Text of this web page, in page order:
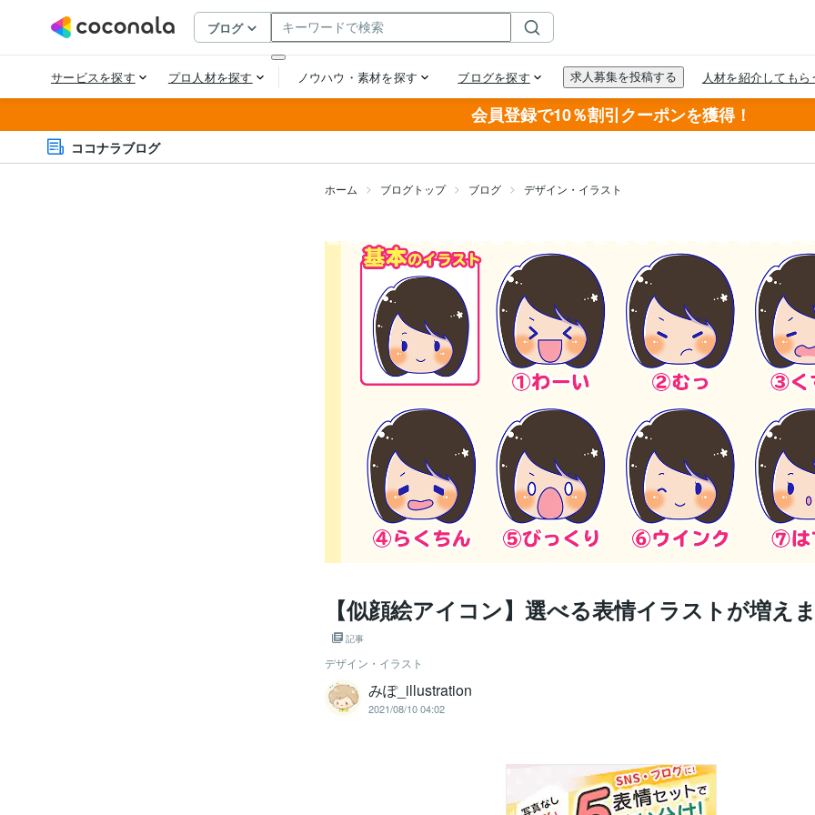
会員登録で10％割引クーポンを獲得！
ココナラブログ
ホーム ブログトップ ブログ デザイン・イラスト
【似顔絵アイコン】選べる表情イラストが増え
記事
デザイン・イラスト
みぽ_illustration
2021/08/10 04:02